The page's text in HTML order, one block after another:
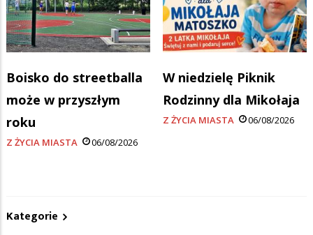
Boisko do streetballa
może w przyszłym
roku
Z ŻYCIA MIASTA 06/08/2026
W niedzielę Piknik
Rodzinny dla Mikołaja
Z ŻYCIA MIASTA 06/08/2026
Kategorie